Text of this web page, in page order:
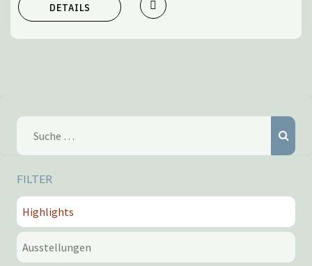
DETAILS
Suche
nach:
FILTER
Highlights
Ausstellungen